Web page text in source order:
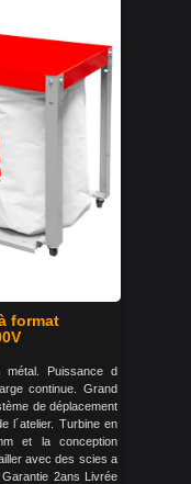
format
métal. Puissance d
continue. Grand
de déplacement
l´atelier. Turbine en
et la conception
avec des scies a
2ans Livrée